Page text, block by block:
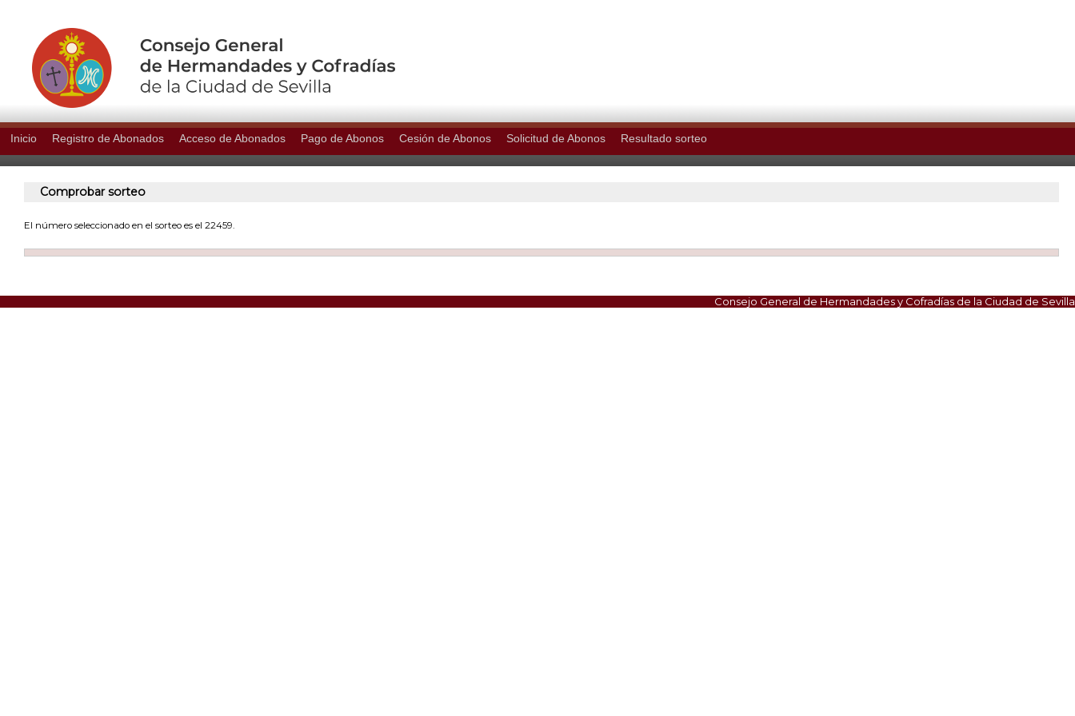
Inicio Registro de Abonados Acceso de Abonados Pago de Abonos Cesión de Abonos Solicitud de Abonos Resultado sorteo
Comprobar sorteo
El número seleccionado en el sorteo es el 22459.
Consejo General de Hermandades y Cofradías de la Ciudad de Sevilla